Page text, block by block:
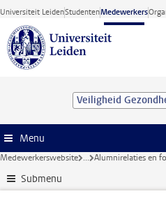
Ga direct naar de inhoud
Universiteit LeidenStudentenMedewerkers
Menu
Medewerkerswebsite ... Alumnirelaties en
Submenu